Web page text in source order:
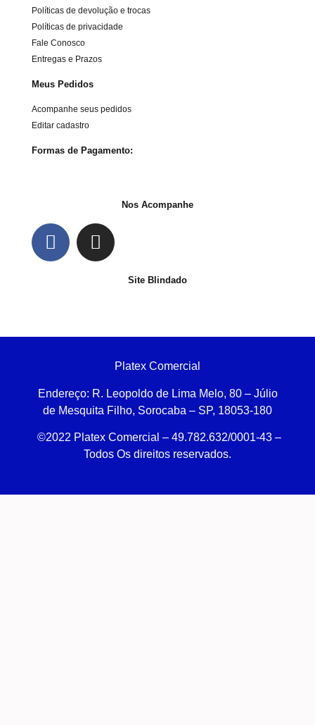
Políticas de devolução e trocas
Políticas de privacidade
Fale Conosco
Entregas e Prazos
Meus Pedidos
Acompanhe seus pedidos
Editar cadastro
Formas de Pagamento:
Nos Acompanhe
Site Blindado
Platex Comercial
Endereço: R. Leopoldo de Lima Melo, 80 – Júlio
de Mesquita Filho, Sorocaba – SP, 18053-180
©2022 Platex Comercial – 49.782.632/0001-43 –
Todos Os direitos reservados.